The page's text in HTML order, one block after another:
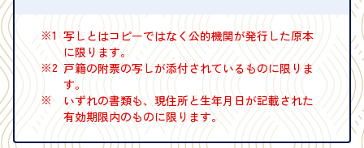
※1 写しとはコピーではなく公的機関が発行した原本
に限ります。
※2 戸籍の附票の写しが添付されているものに限りま
す。
※
いずれの書類も、現住所と生年月日が記載された
有効期限内のものに限ります。